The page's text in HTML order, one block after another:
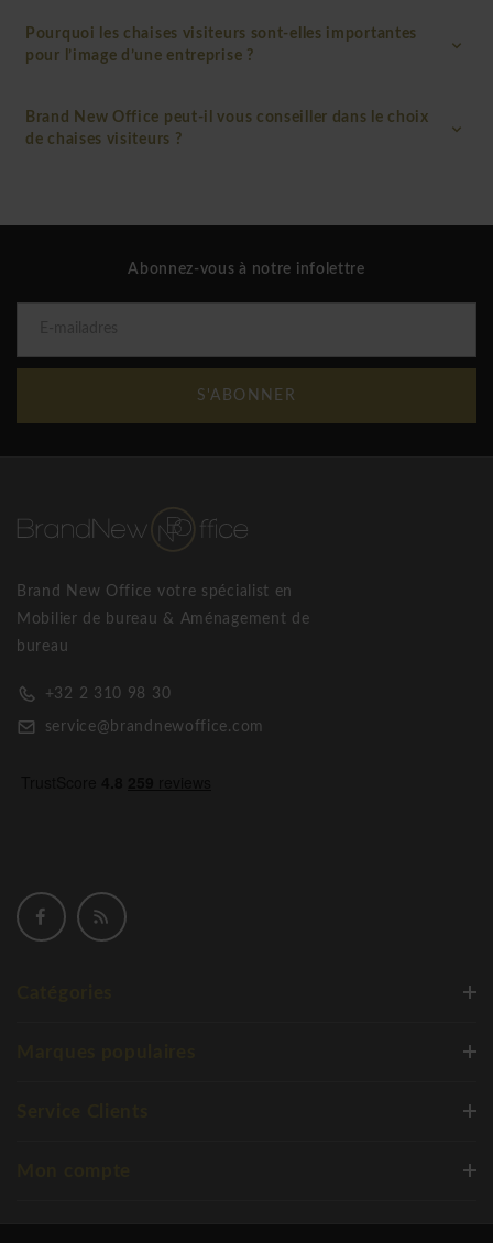
Pourquoi les chaises visiteurs sont-elles importantes
pour l’image d’une entreprise ?
Brand New Office peut-il vous conseiller dans le choix
de chaises visiteurs ?
Abonnez-vous à notre infolettre
S'ABONNER
Brand New Office votre spécialist en
Mobilier de bureau & Aménagement de
bureau
+32 2 310 98 30
service@brandnewoffice.com